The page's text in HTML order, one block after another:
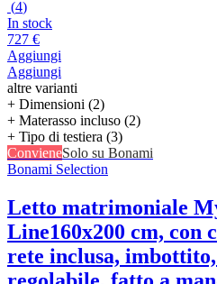
(4)
In stock
727 €
Aggiungi
Aggiungi
altre varianti
+ Dimensioni (2)
+ Materasso incluso (2)
+ Tipo di testiera (3)
ConvieneSolo su Bonami
Bonami Selection
Letto matrimoniale
Line160x200 cm, con
rete inclusa,